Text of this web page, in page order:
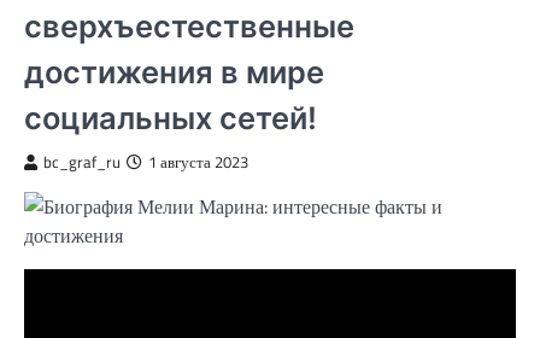
сверхъестественные
достижения в мире
социальных сетей!
bc_graf_ru 1 августа 2023